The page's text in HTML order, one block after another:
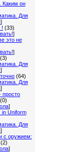
Каким он
Для
]
! (33)
]
это не
]
(3)
Для
]
(64)
Для
]
просто
(0)
]
Uniform
Для
]
с оружием:
(2)
]